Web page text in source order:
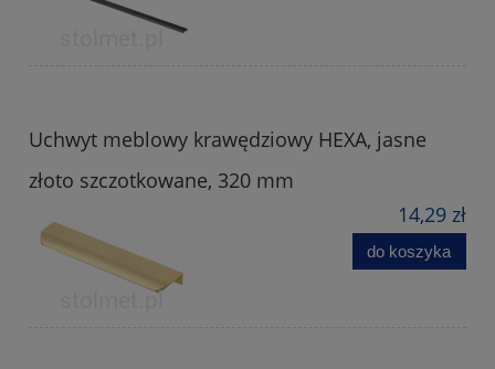
Uchwyt meblowy krawędziowy HEXA, jasne
złoto szczotkowane, 320 mm
14,29 zł
do koszyka